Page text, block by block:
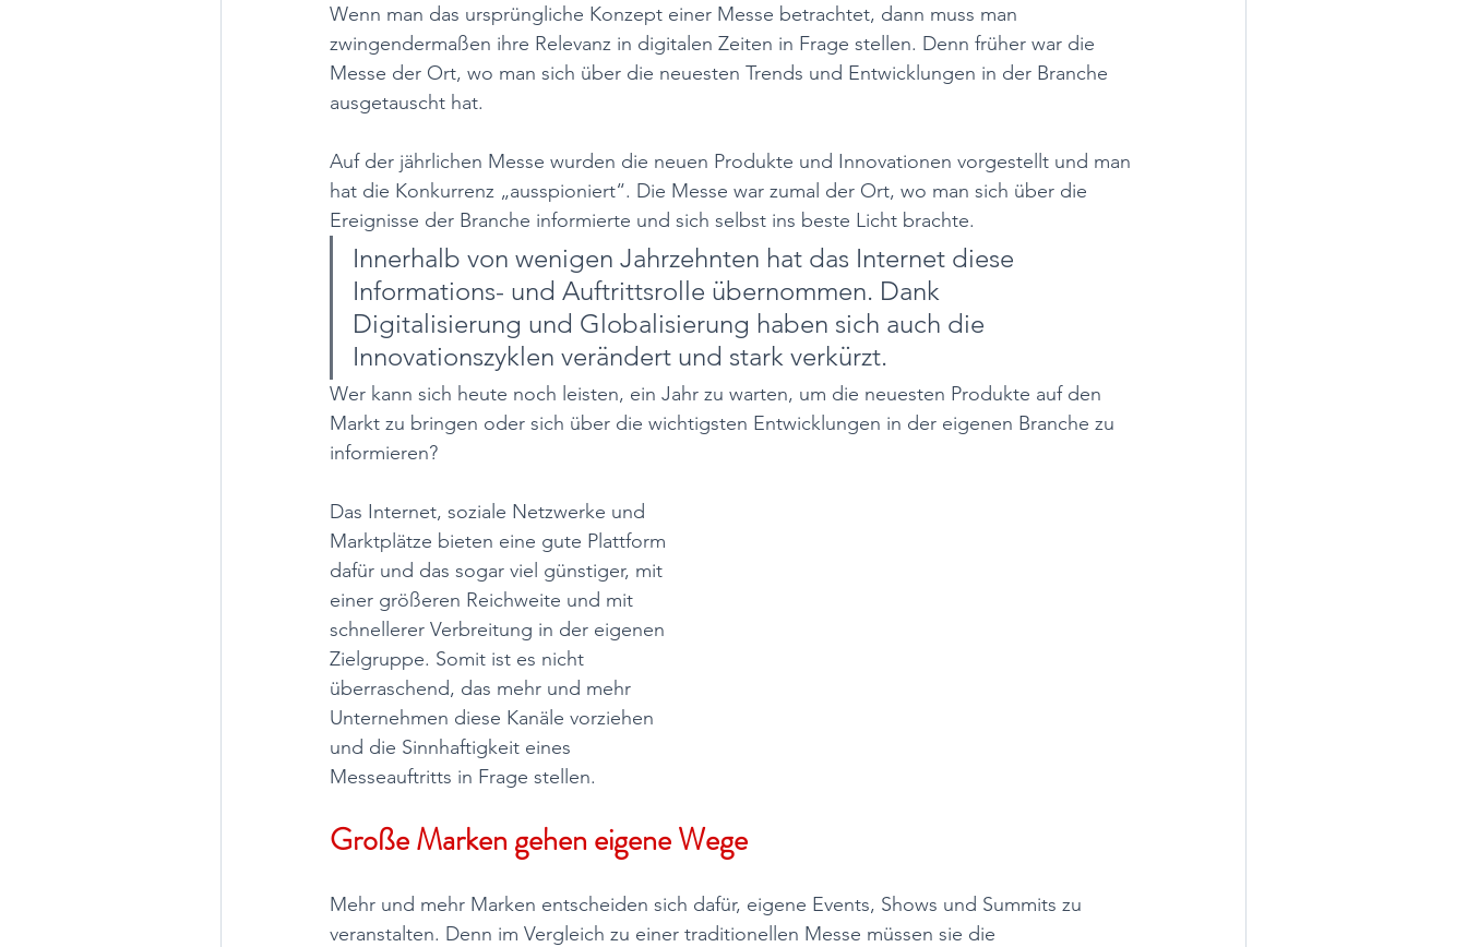
Wenn man das ursprüngliche Konzept einer Messe betrachtet, dann muss man
zwingendermaßen ihre Relevanz in digitalen Zeiten in Frage stellen. Denn früher war die
Messe der Ort, wo man sich über die neuesten Trends und Entwicklungen in der Branche
ausgetauscht hat.
Auf der jährlichen Messe wurden die neuen Produkte und Innovationen vorgestellt und man
hat die Konkurrenz „ausspioniert“. Die Messe war zumal der Ort, wo man sich über die
Ereignisse der Branche informierte und sich selbst ins beste Licht brachte.
Innerhalb von wenigen Jahrzehnten hat das Internet diese
Informations- und Auftrittsrolle übernommen. Dank
Digitalisierung und Globalisierung haben sich auch die
Innovationszyklen verändert und stark verkürzt.
Wer kann sich heute noch leisten, ein Jahr zu warten, um die neuesten Produkte auf den
Markt zu bringen oder sich über die wichtigsten Entwicklungen in der eigenen Branche zu
informieren?
Das Internet, soziale Netzwerke und
Marktplätze bieten eine gute Plattform
dafür und das sogar viel günstiger, mit
einer größeren Reichweite und mit
schnellerer Verbreitung in der eigenen
Zielgruppe. Somit ist es nicht
überraschend, das mehr und mehr
Unternehmen diese Kanäle vorziehen
und die Sinnhaftigkeit eines
Messeauftritts in Frage stellen.
Große Marken gehen eigene Wege
Mehr und mehr Marken entscheiden sich dafür, eigene Events, Shows und Summits zu
veranstalten. Denn im Vergleich zu einer traditionellen Messe müssen sie die